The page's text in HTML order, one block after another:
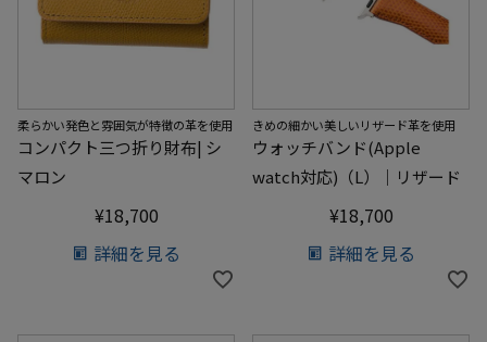
柔らかい発色と雰囲気が特徴の革を使用
コンパクト三つ折り財布| シ
マロン
¥18,700
詳細を見る
きめの細かい美しいリザード革を使用
ウォッチバンド(Apple
watch対応)（L）｜リザード
¥18,700
詳細を見る